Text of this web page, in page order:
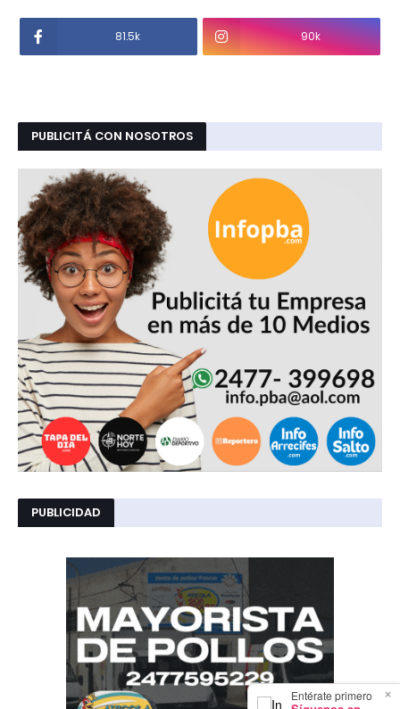
×
Entérate primero
81.5k 90k
PUBLICITÁ CON NOSOTROS
PUBLICIDAD